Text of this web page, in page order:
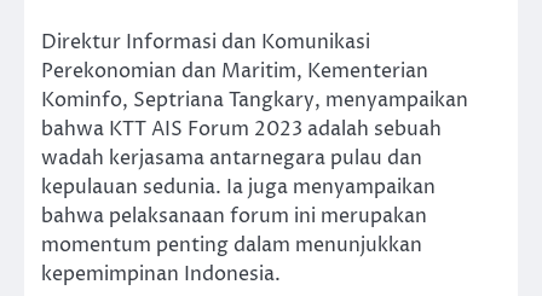
Direktur Informasi dan Komunikasi
Perekonomian dan Maritim, Kementerian
Kominfo, Septriana Tangkary, menyampaikan
bahwa KTT AIS Forum 2023 adalah sebuah
wadah kerjasama antarnegara pulau dan
kepulauan sedunia. Ia juga menyampaikan
bahwa pelaksanaan forum ini merupakan
momentum penting dalam menunjukkan
kepemimpinan Indonesia.